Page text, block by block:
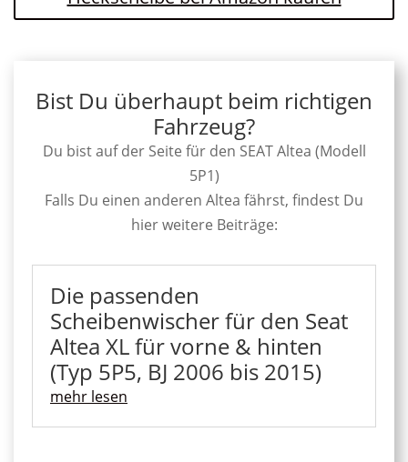
Bist Du überhaupt beim richtigen
Fahrzeug?
Du bist auf der Seite für den SEAT Altea (Modell
5P1)
Falls Du einen anderen Altea fährst, findest Du
hier weitere Beiträge:
Die passenden
Scheibenwischer für den Seat
Altea XL für vorne & hinten
(Typ 5P5, BJ 2006 bis 2015)
mehr lesen